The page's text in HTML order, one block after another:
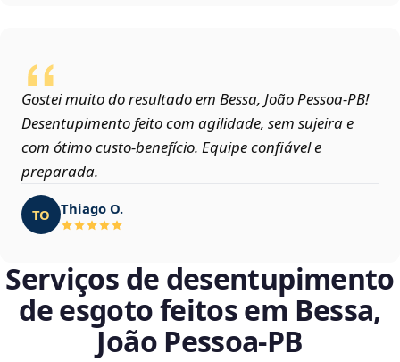
Gostei muito do resultado em Bessa, João Pessoa‑PB!
Desentupimento feito com agilidade, sem sujeira e
com ótimo custo-benefício. Equipe confiável e
preparada.
TO Thiago O.
Serviços de desentupimento
de esgoto feitos em Bessa,
João Pessoa‑PB